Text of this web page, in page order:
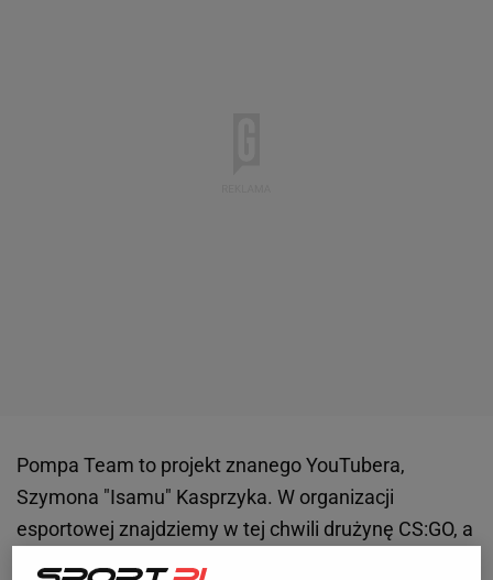
Pompa Team to projekt znanego YouTubera,
Szymona "Isamu" Kasprzyka. W organizacji
esportowej znajdziemy w tej chwili drużynę CS:GO, a